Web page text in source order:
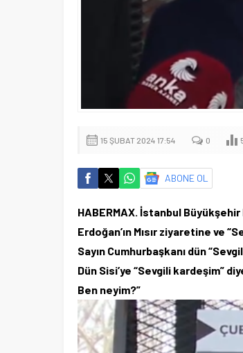
15 ŞUBAT 2024 17:54 0
ABONE OL
HABERMAX. İstanbul
Erdoğan’ın Mısır ziyaretine ve
Sayın Cumhurbaşkanı dün
Dün Sisi’ye “Sevgili kardeşim”
Ben neyim?”